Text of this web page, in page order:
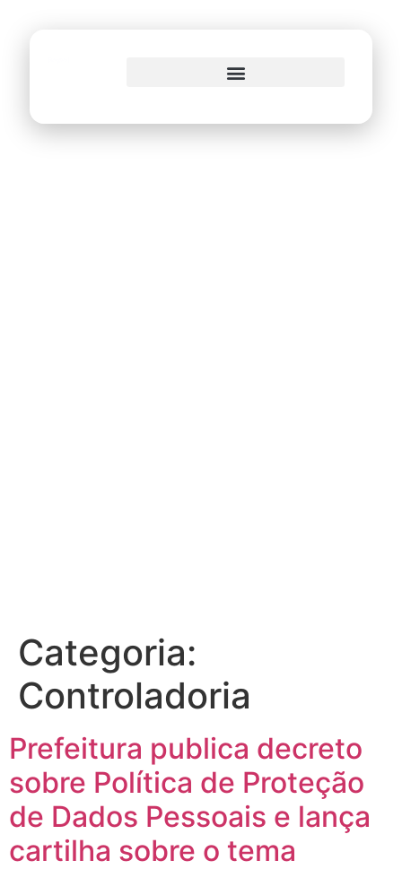
Categoria:
Controladoria
Prefeitura publica decreto
sobre Política de Proteção
de Dados Pessoais e lança
cartilha sobre o tema